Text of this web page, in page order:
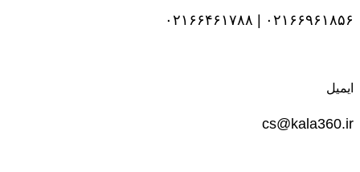
۰۲۱۶۶۹۶۱۸۵۶ | ۰۲۱۶۶۴۶۱۷۸۸
ایمیل
cs@kala360.ir